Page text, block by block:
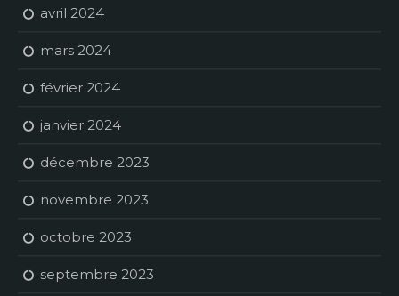
avril 2024
mars 2024
février 2024
janvier 2024
décembre 2023
novembre 2023
octobre 2023
septembre 2023